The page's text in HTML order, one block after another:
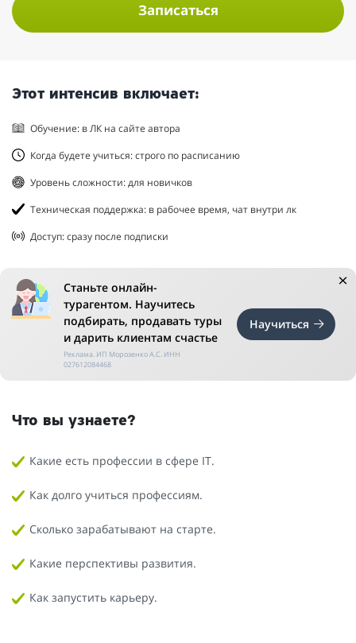
Записаться
Этот интенсив включает:
Обучение: в ЛК на сайте автора
Когда будете учиться: строго по расписанию
Уровень сложности: для новичков
Техническая поддержка: в рабочее время, чат внутри лк
Доступ: сразу после подписки
Станьте онлайн-
турагентом. Научитесь
подбирать, продавать туры
и дарить клиентам счастье
Реклама. ИП Морозенко А.С. ИНН
027612084468
Научиться
Что вы узнаете?
Какие есть профессии в сфере IT.
Как долго учиться профессиям.
Сколько зарабатывают на старте.
Какие перспективы развития.
Как запустить карьеру.